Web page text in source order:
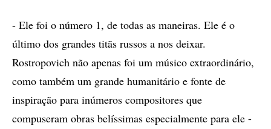
- Ele foi o número 1, de todas as maneiras. Ele é o
último dos grandes titãs russos a nos deixar.
Rostropovich não apenas foi um músico extraordinário,
como também um grande humanitário e fonte de
inspiração para inúmeros compositores que
compuseram obras belíssimas especialmente para ele -